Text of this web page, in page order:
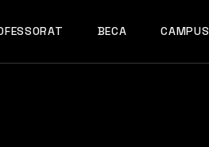
BECA CAMPUS